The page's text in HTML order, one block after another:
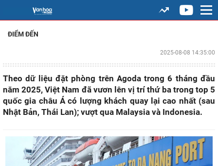
ĐIỂM ĐẾN
2025-08-08 14:35:00
Theo dữ liệu đặt phòng trên Agoda trong 6 tháng đầu
năm 2025, Việt Nam đã vươn lên vị trí thứ ba trong top 5
quốc gia châu Á có lượng khách quay lại cao nhất (sau
Nhật Bản, Thái Lan); vượt qua Malaysia và Indonesia.